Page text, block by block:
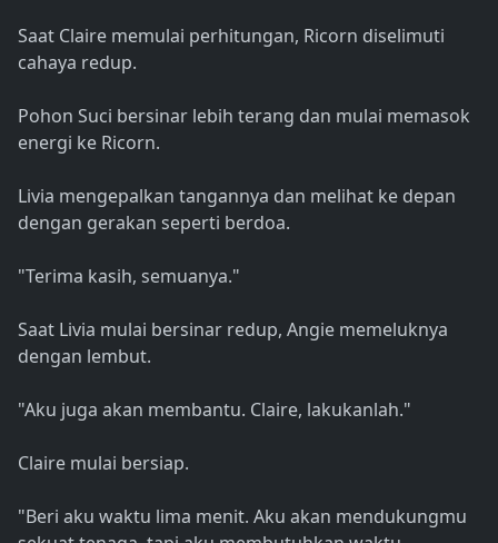
Saat Claire memulai perhitungan, Ricorn diselimuti
cahaya redup.
Pohon Suci bersinar lebih terang dan mulai memasok
energi ke Ricorn.
Livia mengepalkan tangannya dan melihat ke depan
dengan gerakan seperti berdoa.
"Terima kasih, semuanya."
Saat Livia mulai bersinar redup, Angie memeluknya
dengan lembut.
"Aku juga akan membantu. Claire, lakukanlah."
Claire mulai bersiap.
"Beri aku waktu lima menit. Aku akan mendukungmu